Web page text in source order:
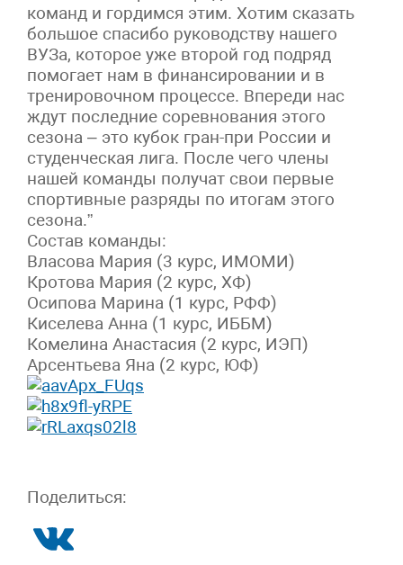
команд и гордимся этим. Хотим сказать
большое спасибо руководству нашего
ВУЗа, которое уже второй год подряд
помогает нам в финансировании и в
тренировочном процессе. Впереди нас
ждут последние соревнования этого
сезона – это кубок гран-при России и
студенческая лига. После чего члены
нашей команды получат свои первые
спортивные разряды по итогам этого
сезона.”
Состав команды:
Власова Мария (3 курс, ИМОМИ)
Кротова Мария (2 курс, ХФ)
Осипова Марина (1 курс, РФФ)
Киселева Анна (1 курс, ИББМ)
Комелина Анастасия (2 курс, ИЭП)
Арсентьева Яна (2 курс, ЮФ)
Поделиться: